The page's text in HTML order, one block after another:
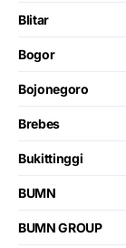
Blitar
Bogor
Bojonegoro
Brebes
Bukittinggi
BUMN
BUMN GROUP